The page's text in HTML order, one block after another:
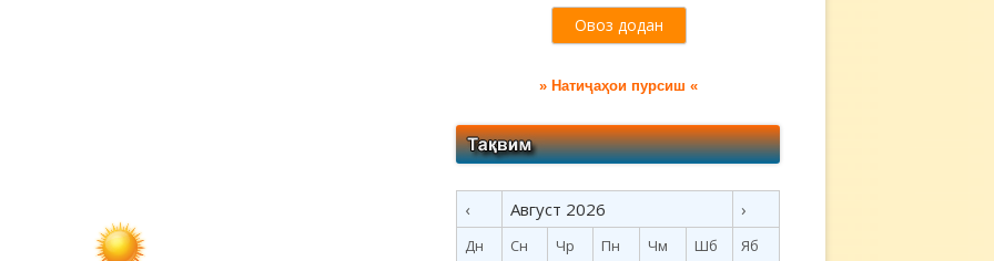
» Натиҷаҳои пурсиш «
‹ Август 2026 ›
Дн Сн Чр Пн Чм Шб Яб